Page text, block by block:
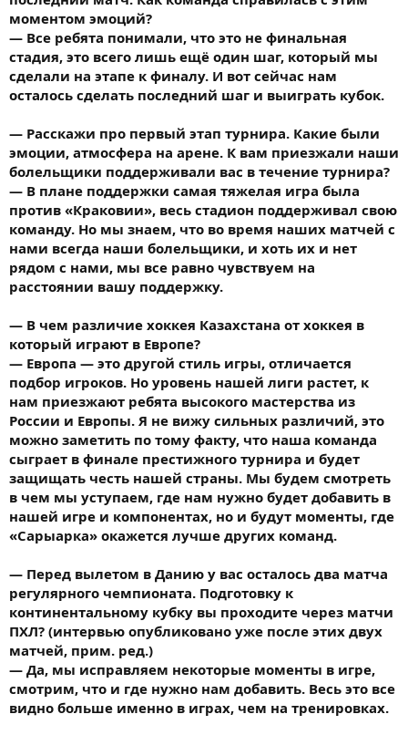
моментом эмоций?
— Все ребята понимали, что это не финальная
стадия, это всего лишь ещё один шаг, который мы
сделали на этапе к финалу. И вот сейчас нам
осталось сделать последний шаг и выиграть кубок.
— Расскажи про первый этап турнира. Какие были
эмоции, атмосфера на арене. К вам приезжали наши
болельщики поддерживали вас в течение турнира?
— В плане поддержки самая тяжелая игра была
против «Краковии», весь стадион поддерживал свою
команду. Но мы знаем, что во время наших матчей с
нами всегда наши болельщики, и хоть их и нет
рядом с нами, мы все равно чувствуем на
расстоянии вашу поддержку.
— В чем различие хоккея Казахстана от хоккея в
который играют в Европе?
— Европа — это другой стиль игры, отличается
подбор игроков. Но уровень нашей лиги растет, к
нам приезжают ребята высокого мастерства из
России и Европы. Я не вижу сильных различий, это
можно заметить по тому факту, что наша команда
сыграет в финале престижного турнира и будет
защищать честь нашей страны. Мы будем смотреть
в чем мы уступаем, где нам нужно будет добавить в
нашей игре и компонентах, но и будут моменты, где
«Сарыарка» окажется лучше других команд.
— Перед вылетом в Данию у вас осталось два матча
регулярного чемпионата. Подготовку к
континентальному кубку вы проходите через матчи
ПХЛ? (интервью опубликовано уже после этих двух
матчей, прим. ред.)
— Да, мы исправляем некоторые моменты в игре,
смотрим, что и где нужно нам добавить. Весь это все
видно больше именно в играх, чем на тренировках.